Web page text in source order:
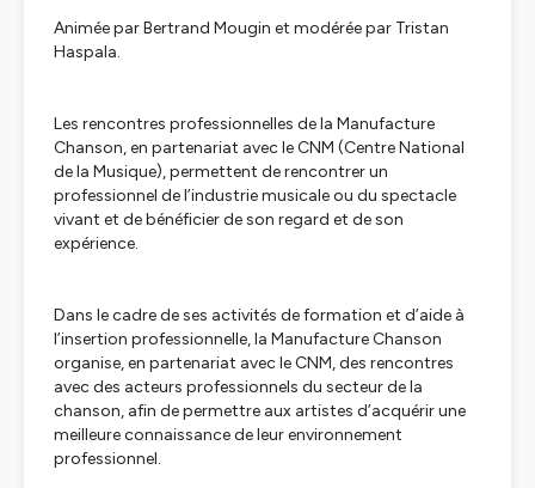
Animée par Bertrand Mougin et modérée par Tristan
Haspala.
Les rencontres professionnelles de la Manufacture
Chanson, en partenariat avec le CNM (Centre National
de la Musique), permettent de rencontrer un
professionnel de l’industrie musicale ou du spectacle
vivant et de bénéficier de son regard et de son
expérience.
Dans le cadre de ses activités de formation et d’aide à
l’insertion professionnelle, la Manufacture Chanson
organise, en partenariat avec le CNM, des rencontres
avec des acteurs professionnels du secteur de la
chanson, afin de permettre aux artistes d’acquérir une
meilleure connaissance de leur environnement
professionnel.